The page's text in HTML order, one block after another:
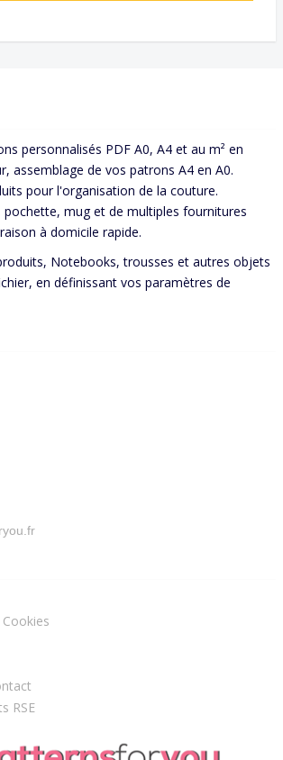
personnalisés PDF A0, A4 et au m² en
assemblage de vos patrons A4 en A0.
pour l'organisation de la couture.
mug et de multiples fournitures
à domicile rapide.
Notebooks, trousses et autres objets
en définissant vos paramètres de
RSE